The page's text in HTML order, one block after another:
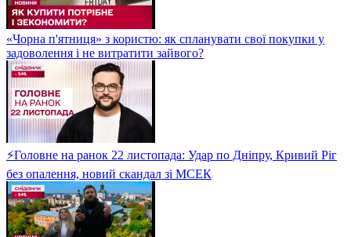
«Чорна п'ятниця» з користю: як спланувати свої покупки у
задоволення і не витратити зайвого?
⚡Головне на ранок 22 листопада: Удар по Дніпру, Кривий Ріг
без опалення, новий скандал зі МСЕК